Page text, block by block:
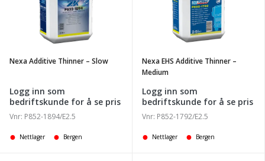
Nexa Additive Thinner – Slow
Logg inn som
bedriftskunde for å se pris
Vnr: P852-1894/E2.5
Nettlager Bergen
Thinner
Medium
Nexa EHS Additive Thinner –
Medium
Logg inn som
bedriftskunde for å se pris
Vnr: P852-1792/E2.5
Nettlager Bergen